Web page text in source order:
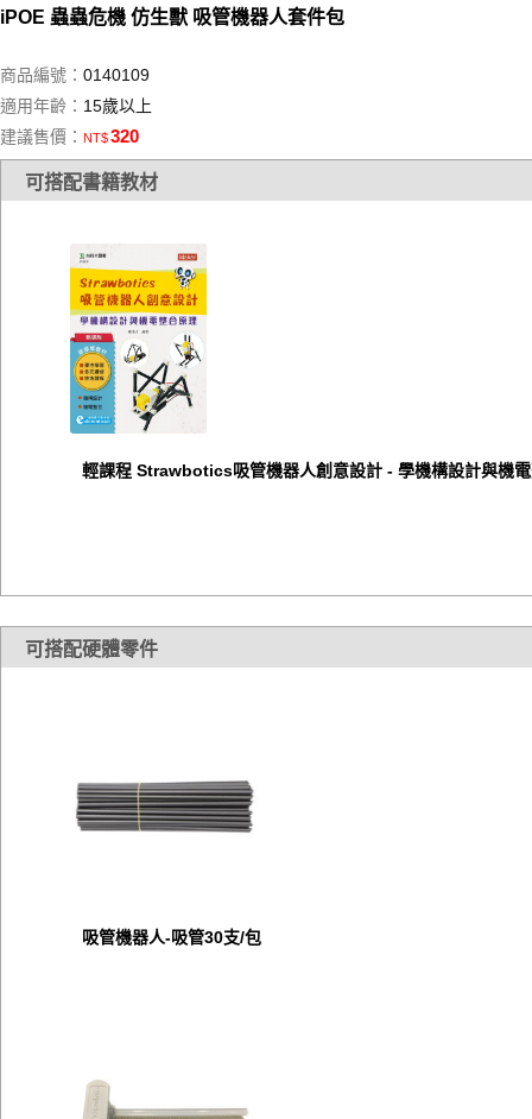
iPOE 蟲蟲危機 仿生獸 吸管機器人套件包
商品編號： 0140109
適用年齡： 15歲以上
建議售價： NT$320
可搭配書籍教材
輕課程 Strawbotics吸管機器人創意設計 - 學機構設計與機
可搭配硬體零件
吸管機器人-吸管30支/包